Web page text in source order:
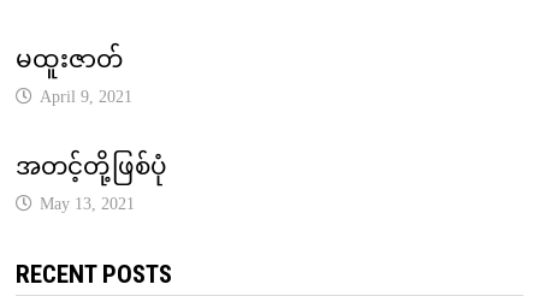
မထူးဇာတ်
April 9, 2021
အတင့်တို့ဖြစ်ပုံ
May 13, 2021
RECENT POSTS